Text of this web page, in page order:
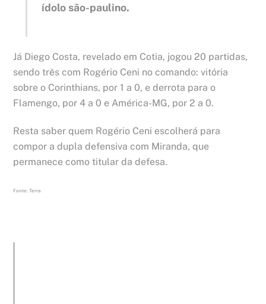
ídolo são-paulino.
Já Diego Costa, revelado em Cotia, jogou 20 partidas,
sendo três com Rogério Ceni no comando: vitória
sobre o Corinthians, por 1 a 0, e derrota para o
Flamengo, por 4 a 0 e América-MG, por 2 a 0.
Resta saber quem Rogério Ceni escolherá para
compor a dupla defensiva com Miranda, que
permanece como titular da defesa.
Fonte: Terra